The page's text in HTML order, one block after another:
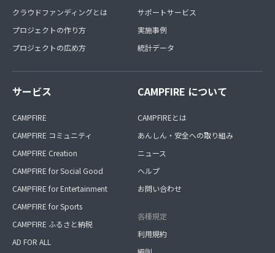
クラウドファンディングとは
プロジェクトの作り方
プロジェクトの広め方
サポートサービス
実施事例
統計データ
サービス
CAMPFIRE
CAMPFIRE コミュニティ
CAMPFIRE Creation
CAMPFIRE for Social Good
CAMPFIRE for Entertainment
CAMPFIRE for Sports
CAMPFIRE ふるさと納税
AD FOR ALL
CAMPFIRE について
CAMPFIREとは
あんしん・安全への取り組み
ニュース
ヘルプ
お問い合わせ
各種規定
利用規約